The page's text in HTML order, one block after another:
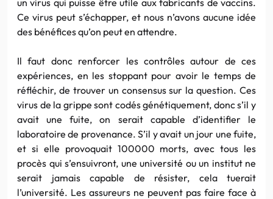
Ce virus peut s’échapper, et nous n’avons aucune idée
des bénéfices qu’on peut en attendre.
Il faut donc renforcer les contrôles autour de ces
expériences, en les stoppant pour avoir le temps de
réfléchir, de trouver un consensus sur la question. Ces
virus de la grippe sont codés génétiquement, donc s’il y
avait une fuite, on serait capable d’identifier le
laboratoire de provenance. S’il y avait un jour une fuite,
et si elle provoquait 100000 morts, avec tous les
procès qui s’ensuivront, une université ou un institut ne
serait jamais capable de résister, cela tuerait
l’université. Les assureurs ne peuvent pas faire face à